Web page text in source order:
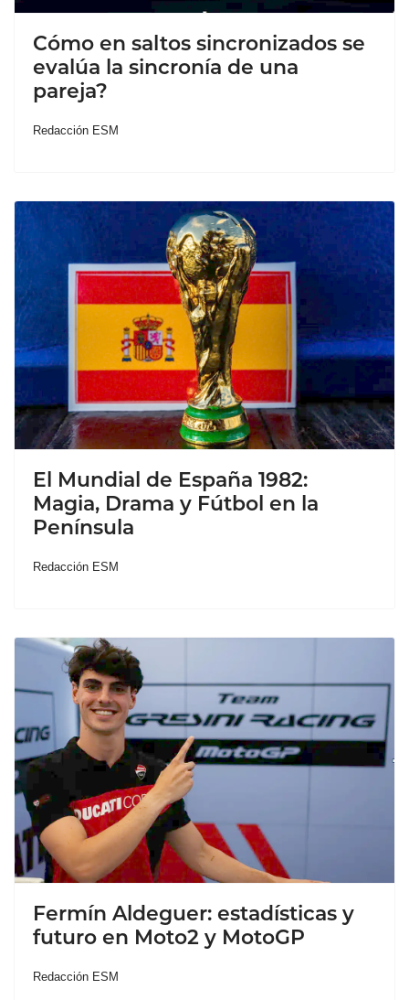
Cómo en saltos sincronizados se
evalúa la sincronía de una
pareja?
Redacción ESM
El Mundial de España 1982:
Magia, Drama y Fútbol en la
Península
Redacción ESM
Fermín Aldeguer: estadísticas y
futuro en Moto2 y MotoGP
Redacción ESM